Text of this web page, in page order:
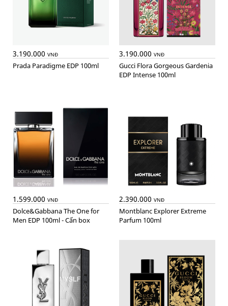
3.190.000 VNĐ
Prada Paradigme EDP 100ml
3.190.000 VNĐ
Gucci Flora Gorgeous Gardenia
EDP Intense 100ml
1.599.000 VNĐ
Dolce&Gabbana The One for
Men EDP 100ml - Cấn box
2.390.000 VNĐ
Montblanc Explorer Extreme
Parfum 100ml